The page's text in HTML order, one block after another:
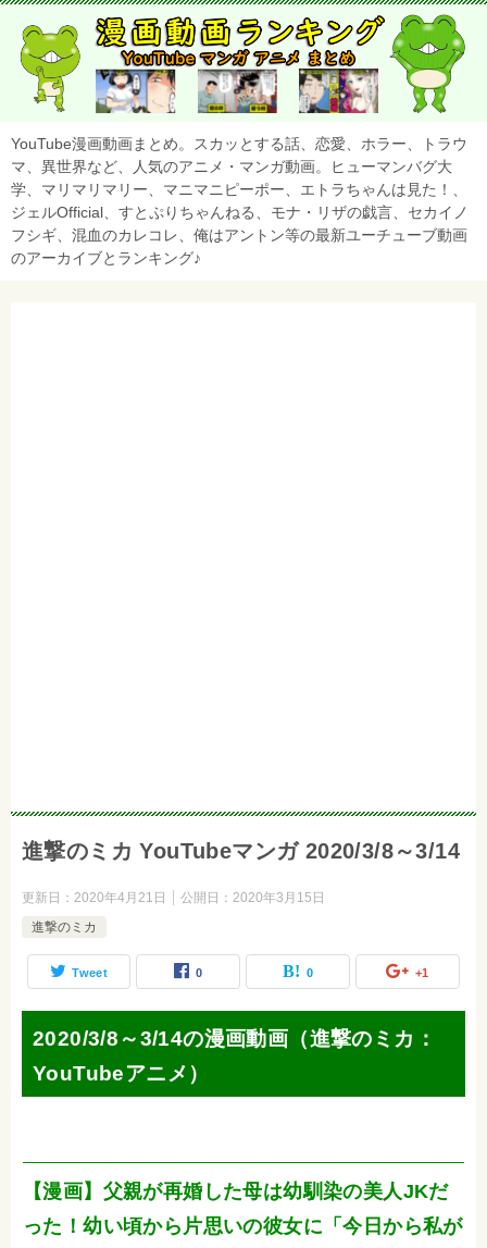
YouTube漫画動画まとめ。スカッとする話、恋愛、ホラー、トラウ
マ、異世界など、人気のアニメ・マンガ動画。ヒューマンバグ大
学、マリマリマリー、マニマニピーポー、エトラちゃんは見た！、
ジェルOfficial、すとぷりちゃんねる、モナ・リザの戯言、セカイノ
フシギ、混血のカレコレ、俺はアントン等の最新ユーチューブ動画
のアーカイブとランキング♪
進撃のミカ YouTubeマンガ 2020/3/8～3/14
更新日： 2020年4月21日 公開日： 2020年3月15日
進撃のミカ
Tweet 0 0 +1
2020/3/8～3/14の漫画動画（進撃のミカ：
YouTubeアニメ）
【漫画】父親が再婚した母は幼馴染の美人JKだ
った！幼い頃から片思いの彼女に「今日から私が